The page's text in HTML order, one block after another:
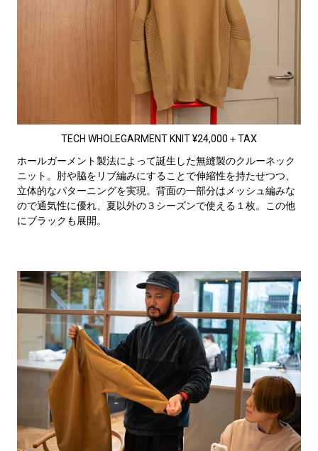
TECH WHOLEGARMENT KNIT ¥24,000＋TAX
ホールガーメント製法によって誕生した無縫製のクルーネック
ニット。肘や脇をリブ編みにすることで伸縮性を持たせつつ、
立体的なパターニングを実現。背面の一部分はメッシュ編みな
ので通気性に優れ、夏以外の３シーズンで使える１枚。この他
にブラックも展開。